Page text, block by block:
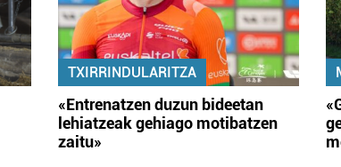
TXIRRINDULARITZA
«Entrenatzen duzun bideetan
lehiatzeak gehiago motibatzen
zaitu»